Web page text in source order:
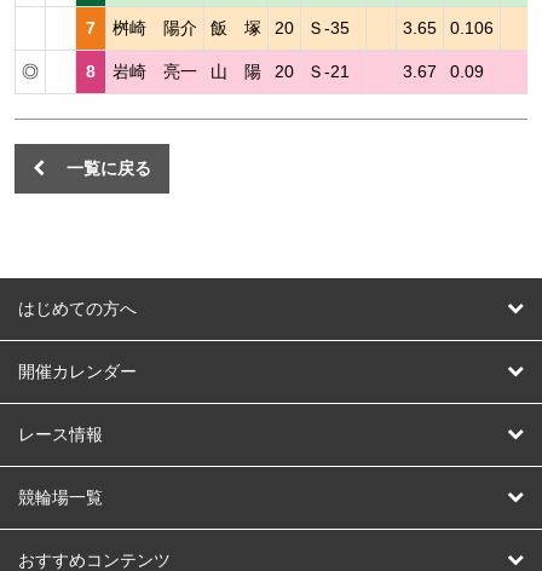
7 桝崎 陽介 飯 塚 20 Ｓ-35 3.65 0.106
◎ 8 岩崎 亮一 山 陽 20 Ｓ-21 3.67 0.09
一覧に戻る
はじめての方へ
はじめての方へ
開催カレンダー
競輪
オートレース
競輪くじ
レース情報
レース予想
レース結果
競輪場一覧
北日本 函館競輪場
おすすめコンテンツ